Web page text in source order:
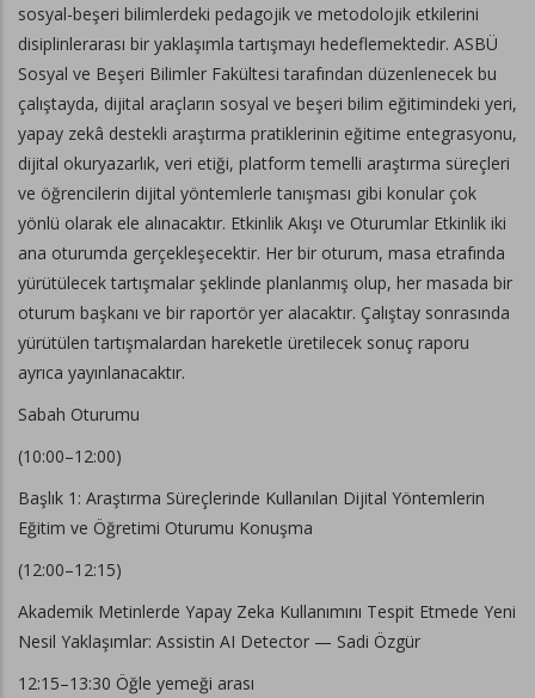
sosyal-beşeri bilimlerdeki pedagojik ve metodolojik etkilerini
disiplinlerarası bir yaklaşımla tartışmayı hedeflemektedir. ASBÜ
Sosyal ve Beşeri Bilimler Fakültesi tarafından düzenlenecek bu
çalıştayda, dijital araçların sosyal ve beşeri bilim eğitimindeki yeri,
yapay zekâ destekli araştırma pratiklerinin eğitime entegrasyonu,
dijital okuryazarlık, veri etiği, platform temelli araştırma süreçleri
ve öğrencilerin dijital yöntemlerle tanışması gibi konular çok
yönlü olarak ele alınacaktır. Etkinlik Akışı ve Oturumlar Etkinlik iki
ana oturumda gerçekleşecektir. Her bir oturum, masa etrafında
yürütülecek tartışmalar şeklinde planlanmış olup, her masada bir
oturum başkanı ve bir raportör yer alacaktır. Çalıştay sonrasında
yürütülen tartışmalardan hareketle üretilecek sonuç raporu
ayrıca yayınlanacaktır.
Sabah Oturumu
(10:00–12:00)
Başlık 1: Araştırma Süreçlerinde Kullanılan Dijital Yöntemlerin
Eğitim ve Öğretimi Oturumu Konuşma
(12:00–12:15)
Akademik Metinlerde Yapay Zeka Kullanımını Tespit Etmede Yeni
Nesil Yaklaşımlar: Assistin AI Detector — Sadi Özgür
12:15–13:30 Öğle yemeği arası